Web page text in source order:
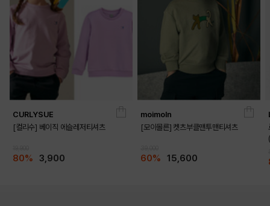
CURLYSUE
[컬리수] 베이직 에슬레저티셔츠
80% 3,900
moimoln
[모이몰른] 켓츠부클맨투맨티셔츠
60% 15,600